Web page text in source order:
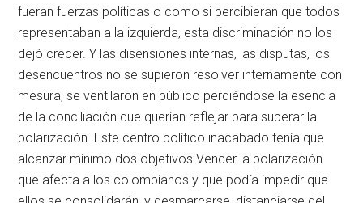
fueran fuerzas políticas o como si percibieran que todos
representaban a la izquierda, esta discriminación no los
dejó crecer. Y las disensiones internas, las disputas, los
desencuentros no se supieron resolver internamente con
mesura, se ventilaron en público perdiéndose la esencia
de la conciliación que querían reflejar para superar la
polarización. Este centro político inacabado tenía que
alcanzar mínimo dos objetivos Vencer la polarización
que afecta a los colombianos y que podía impedir que